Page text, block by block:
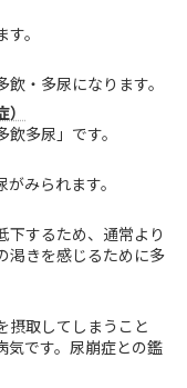
。
・多尿になります。
多尿」です。
みられます。
下するため、通常より
渇きを感じるために多
摂取してしまうこと
気です。尿崩症との鑑